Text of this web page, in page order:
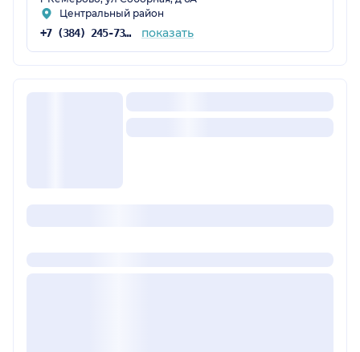
Центральный район
+7 (384) 245-73-07 показать